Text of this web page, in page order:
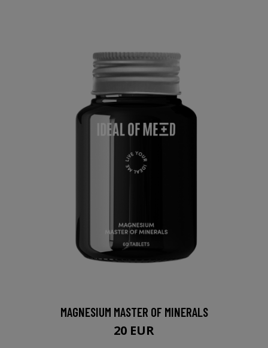
MAGNESIUM MASTER OF MINERALS
20 EUR